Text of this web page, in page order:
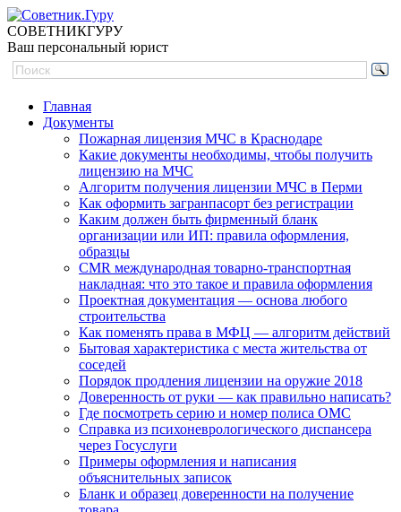
СОВЕТНИКГУРУ
Ваш персональный юрист
Главная
Документы
Пожарная лицензия МЧС в Краснодаре
Какие документы необходимы, чтобы получить
лицензию на МЧС
Алгоритм получения лицензии МЧС в Перми
Как оформить загранпасорт без регистрации
Каким должен быть фирменный бланк
организации или ИП: правила оформления,
образцы
CMR международная товарно-транспортная
накладная: что это такое и правила оформления
Проектная документация — основа любого
строительства
Как поменять права в МФЦ — алгоритм действий
Бытовая характеристика с места жительства от
соседей
Порядок продления лицензии на оружие 2018
Доверенность от руки — как правильно написать?
Где посмотреть серию и номер полиса ОМС
Справка из психоневрологического диспансера
через Госуслуги
Примеры оформления и написания
объяснительных записок
Бланк и образец доверенности на получение